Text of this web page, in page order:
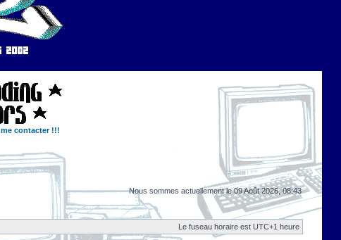
me contacter !!!
Nous sommes actuellement le 09 Août 2026, 08:43
Le fuseau horaire est UTC+1 heure